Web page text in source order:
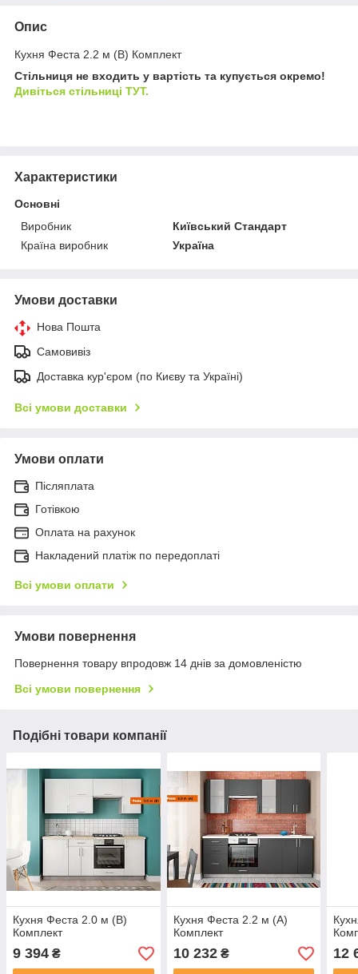
Опис
Кухня Феста 2.2 м (В) Комплект
Стільниця не входить у вартість та купується окремо!
Дивіться стільниці ТУТ.
Характеристики
Основні
Виробник
Київський Стандарт
Країна виробник
Україна
Умови доставки
Нова Пошта
Самовивіз
Доставка кур'єром (по Києву та Україні)
Всі умови доставки
Умови оплати
Післяплата
Готівкою
Оплата на рахунок
Накладений платіж по передоплаті
Всі умови оплати
Умови повернення
Повернення товару впродовж 14 днів за домовленістю
Всі умови повернення
Подібні товари компанії
Кухня Феста 2.0 м (В)
Комплект
9 394 ₴
Кухня Феста 2.2 м (А)
Комплект
10 232₴ 12